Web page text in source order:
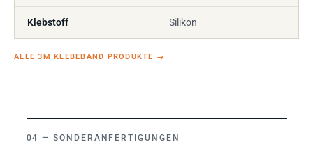
Klebstoff Silikon
ALLE 3M KLEBEBAND PRODUKTE →
SONDERANFERTIGUNGEN